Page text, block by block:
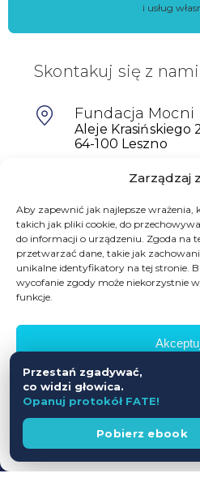
Zarządzaj
Aby zapewnić jak najlepsze wrażenia,
takich jak pliki cookie, do
do informacji o urządzeniu. Zgoda na
przetwarzać dane, takie jak
unikalne identyfikatory na tej stronie.
wycofanie zgody może niekorzystnie
funkcje.
Zobacz
Polityka
i usług
Skontakuj się z nami
Fundacja Mocni
Aleje Krasińskiego
64-100 Leszno
601698402
Wszelkie prawa
Polityka prywatności
Projekt i wykonanie serwisu:
Przestań zgadywać,
co widzi głowica.
Opanuj protokół FATE!
Pobierz ebook